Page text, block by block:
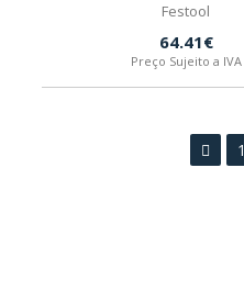
Festool
64.41€
Preço Sujeito a IVA
1